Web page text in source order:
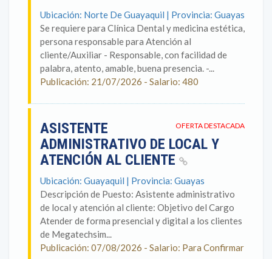
Ubicación: Norte De Guayaquil | Provincia: Guayas
Se requiere para Clínica Dental y medicina estética,
persona responsable para Atención al
cliente/Auxiliar - Responsable, con facilidad de
palabra, atento, amable, buena presencia. -...
Publicación: 21/07/2026 - Salario: 480
OFERTA DESTACADA
ASISTENTE
ADMINISTRATIVO DE LOCAL Y
ATENCIÓN AL CLIENTE
Ubicación: Guayaquil | Provincia: Guayas
Descripción de Puesto: Asistente administrativo
de local y atención al cliente: Objetivo del Cargo
Atender de forma presencial y digital a los clientes
de Megatechsim...
Publicación: 07/08/2026 - Salario: Para Confirmar